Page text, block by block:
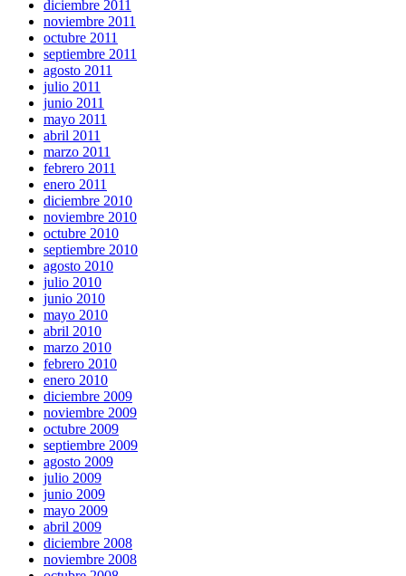
diciembre 2011
noviembre 2011
octubre 2011
septiembre 2011
agosto 2011
julio 2011
junio 2011
mayo 2011
abril 2011
marzo 2011
febrero 2011
enero 2011
diciembre 2010
noviembre 2010
octubre 2010
septiembre 2010
agosto 2010
julio 2010
junio 2010
mayo 2010
abril 2010
marzo 2010
febrero 2010
enero 2010
diciembre 2009
noviembre 2009
octubre 2009
septiembre 2009
agosto 2009
julio 2009
junio 2009
mayo 2009
abril 2009
diciembre 2008
noviembre 2008